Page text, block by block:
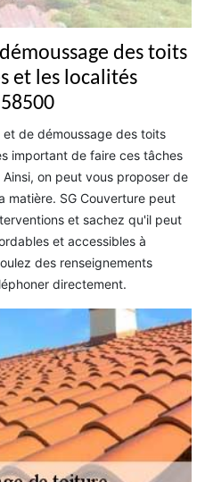
des toits
et les localités
de démoussage des toits
important de faire ces tâches
on peut vous proposer de
matière. SG Couverture peut
et sachez qu'il peut
et accessibles à
des renseignements
directement.